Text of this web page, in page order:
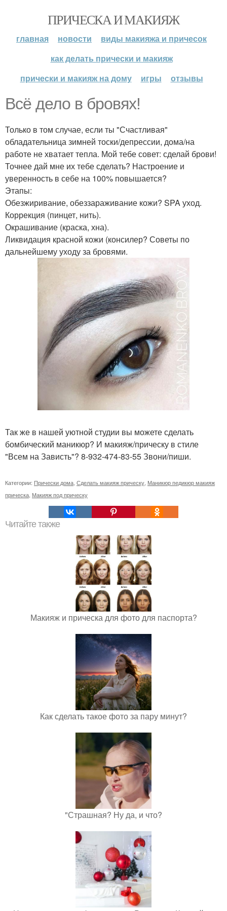
ПРИЧЕСКА И МАКИЯЖ
главная новости
виды макияжа и причесок
как делать прически и макияж
прически и макияж на дому
игры отзывы
Всё дело в бровях!
Только в том случае, если ты "Счастливая"
обладательница зимней тоски/депрессии, дома/на
работе не хватает тепла. Мой тебе совет: сделай брови!
Точнее дай мне их тебе сделать? Настроение и
уверенность в себе на 100% повышается?
Этапы:
Обезжиривание, обеззараживание кожи? SPA уход.
Коррекция (пинцет, нить).
Окрашивание (краска, хна).
Ликвидация красной кожи (консилер? Советы по
дальнейшему уходу за бровями.
Так же в нашей уютной студии вы можете сделать
бомбический маникюр? И макияж/прическу в стиле
"Всем на Зависть"? 8-932-474-83-55 Звони/пиши.
Категории: Прически дома Сделать макияж прическу Маникюр педикюр макияж
прическа Макияж под прическу
Читайте также
Макияж и прическа для фото для паспорта?
Как сделать такое фото за пару минут?
"Страшная? Ну да, и что?